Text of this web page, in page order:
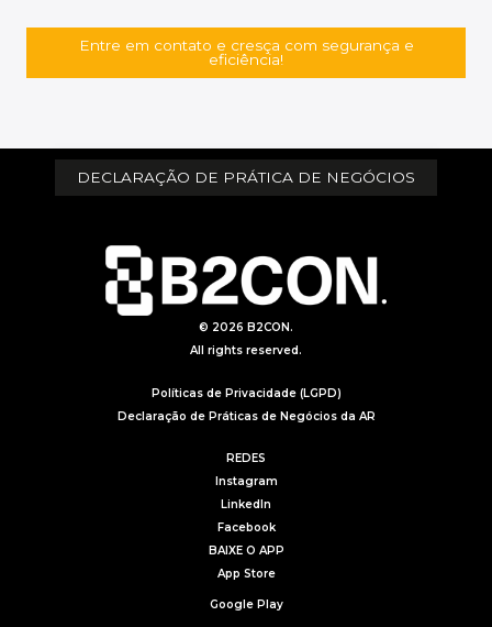
Entre em contato e cresça com segurança e
eficiência!
DECLARAÇÃO DE PRÁTICA DE NEGÓCIOS
© 2026 B2CON.
All rights reserved.
Políticas de Privacidade (LGPD)
Declaração de Práticas de Negócios da AR
REDES
Instagram
LinkedIn
Facebook
BAIXE O APP
App Store
Google Play